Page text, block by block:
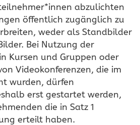
abzulichten
öffentlich zugänglich zu
weder als Standbilder
Bei Nutzung der
Kursen und Gruppen oder
Videokonferenzen, die im
wurden, dürfen
erst gestartet werden,
die in Satz 1
erteilt haben.